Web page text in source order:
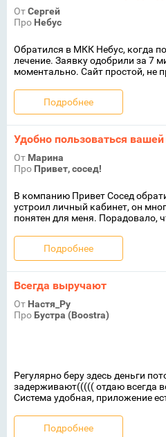
ОтСергей
Про Небус
Обратился в МКК Небус, когда
лечение. Заявку одобрили за 7
моментально. Сайт простой, не
Подробнее
Удобно пользоваться
От Марина
Про Привет, сосед!
В компанию Привет Сосед
устроил личный кабинет, он
понятен для меня. Порадовало,
Подробнее
Всегда выручают
От Настя_Ру
Про Бустра (Boostra)
Регулярно беру здесь деньги
задерживают((((( отдаю всегда
Система удобная, приложение
Подробнее